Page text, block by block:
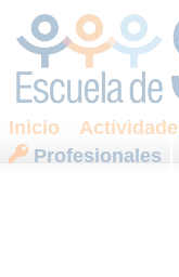
Inicio
Profesionales